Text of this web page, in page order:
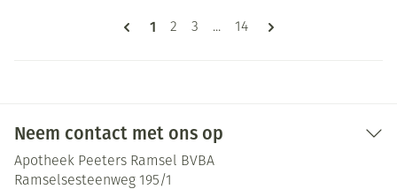
Pagina's
U lees momenteel pagina
1 Pagina
2 Pagina
3 ... Pagina
14
Neem contact met ons op
Apotheek Peeters Ramsel BVBA
Ramselsesteenweg 195/1